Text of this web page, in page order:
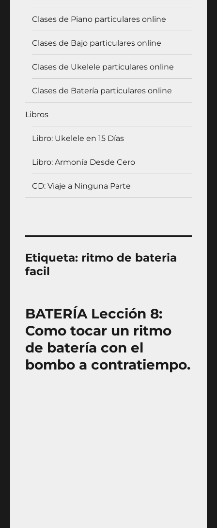
Clases de Piano particulares online
Clases de Bajo particulares online
Clases de Ukelele particulares online
Clases de Batería particulares online
Libros
Libro: Ukelele en 15 Días
Libro: Armonía Desde Cero
CD: Viaje a Ninguna Parte
Etiqueta: ritmo de bateria
facil
BATERÍA Lección 8:
Como tocar un ritmo
de batería con el
bombo a contratiempo.